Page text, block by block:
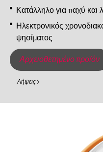
Κατάλληλο για παχύ και
Ηλεκτρονικός
ψησίματος
Αρχειοθετημένο προϊόν
Λήψεις